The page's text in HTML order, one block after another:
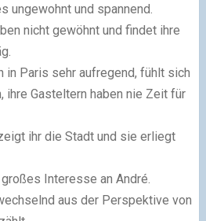
ungewohnt und spannend.
nicht gewöhnt und findet ihre
in Paris sehr aufregend, fühlt sich
ihre Gasteltern haben nie Zeit für
ihr die Stadt und sie erliegt
Interesse an André.
aus der Perspektive von